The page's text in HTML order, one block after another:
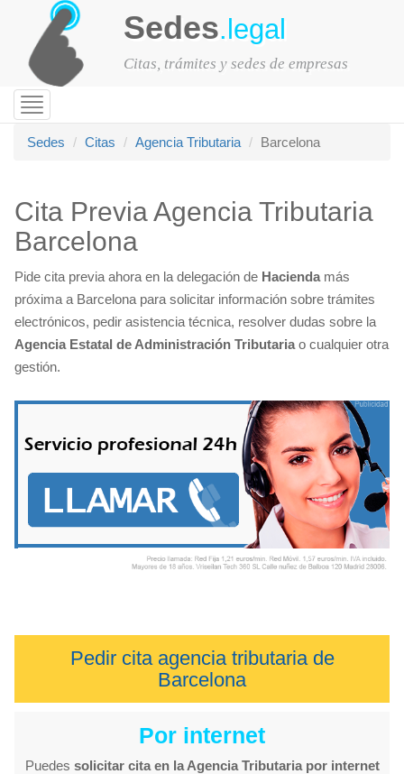
Sedes.legal
Citas, trámites y sedes de empresas
Toggle
navigation
Sedes
Citas Agencia Tributaria Barcelona
Cita Previa Agencia Tributaria
Barcelona
Pide cita previa ahora en la delegación de Hacienda más
próxima a Barcelona para solicitar información sobre trámites
electrónicos, pedir asistencia técnica, resolver dudas sobre la
Agencia Estatal de Administración Tributaria o cualquier otra
gestión.
Pedir cita agencia tributaria de
Barcelona
Por internet
Puedes solicitar cita en la Agencia Tributaria por internet